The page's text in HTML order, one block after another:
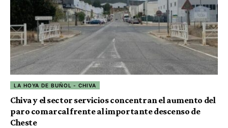
LA HOYA DE BUÑOL - CHIVA
Chiva y el sector servicios concentran el aumento del
paro comarcal frente al importante descenso de
Cheste